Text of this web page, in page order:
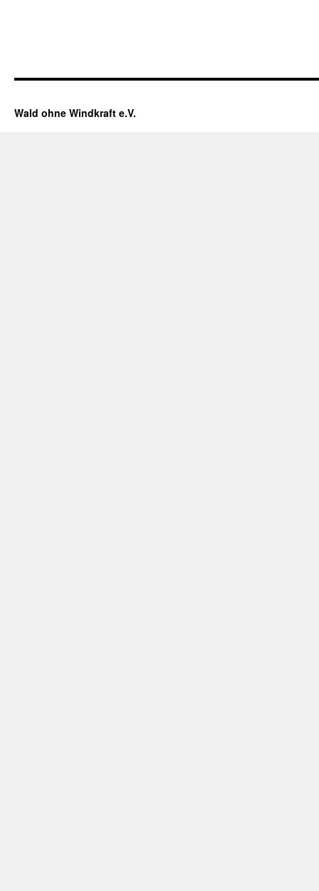
Wald ohne Windkraft e.V.